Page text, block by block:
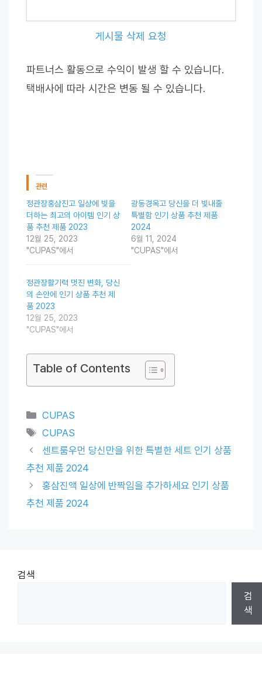
게시물 삭제 요청
파트너스 활동으로 수익이 발생 할 수 있습니다.
택배사에 따라 시간은 변동 될 수 있습니다.
관련
정관장홍삼진고 일상에 빛을
더하는 최고의 아이템 인기 상
품 추천 제품 2023
12월 25, 2023
"CUPAS"에서
광동경옥고 당신을 더 빛내줄
특별함 인기 상품 추천 제품
2024
6월 11, 2024
"CUPAS"에서
정관장활기력 멋진 변화, 당신
의 손안에 인기 상품 추천 제
품 2023
12월 25, 2023
"CUPAS"에서
Table of Contents
Categories
CUPAS
Tags
CUPAS
센트룸우먼 당신만을 위한 특별한 세트 인기 상품
추천 제품 2024
홍삼진액 일상에 반짝임을 추가하세요 인기 상품
추천 제품 2024
검색
검
색